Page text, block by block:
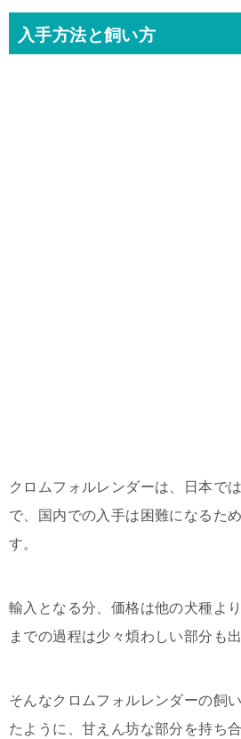
入手方法と飼い方
クロムフォルレンダーは、日本で
で、国内での入手は困難になるた
す。
輸入となる分、価格は他の犬種よ
までの過程は少々煩わしい部分も
そんなクロムフォルレンダーの飼
たように、甘えん坊な部分を持ち